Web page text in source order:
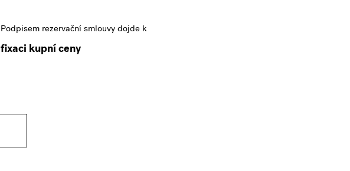
Podpisem rezervační smlouvy dojde k
fixaci kupní ceny